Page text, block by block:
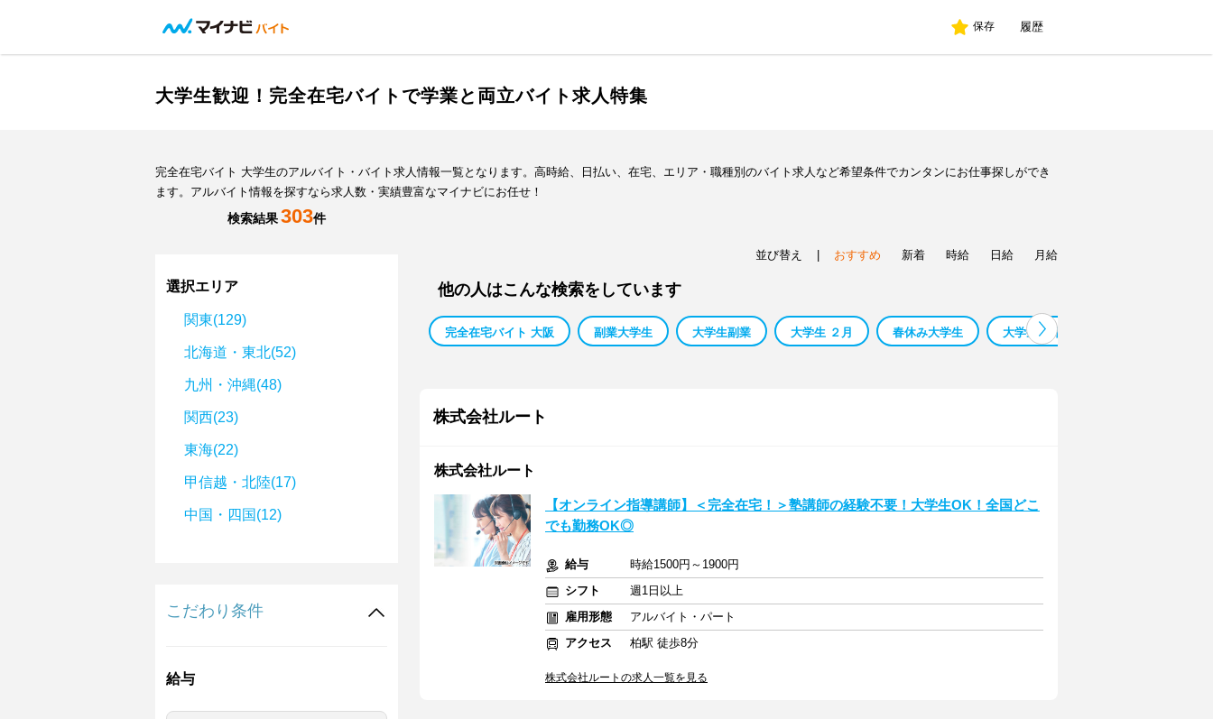
保存 履歴
大学生歓迎！完全在宅バイトで学業と両立バイト求人特集
完全在宅バイト 大学生のアルバイト・バイト求人情報一覧となります。高時給、日払い、在宅、エリア・職種別のバイト求人など希望条件でカンタンにお仕事探しができ
ます。アルバイト情報を探すなら求人数・実績豊富なマイナビにお任せ！
検索結果303件
選択エリア
関東(129)
北海道・東北(52)
九州・沖縄(48)
関西(23)
東海(22)
甲信越・北陸(17)
中国・四国(12)
こだわり条件
給与
並び替え おすすめ 新着 時給 日給 月給
他の人はこんな検索をしています
完全在宅バイト 大阪 副業大学生 大学生副業 大学生 ２月 春休み大学生 大学生春休み
株式会社ルート
株式会社ルート
【オンライン指導講師】＜完全在宅！＞塾講師の経験不要！大学生OK！全国どこ
でも勤務OK◎
給与
時給1500円～1900円
シフト
週1日以上
雇用形態
アルバイト・パート
アクセス
柏駅 徒歩8分
株式会社ルートの求人一覧を見る